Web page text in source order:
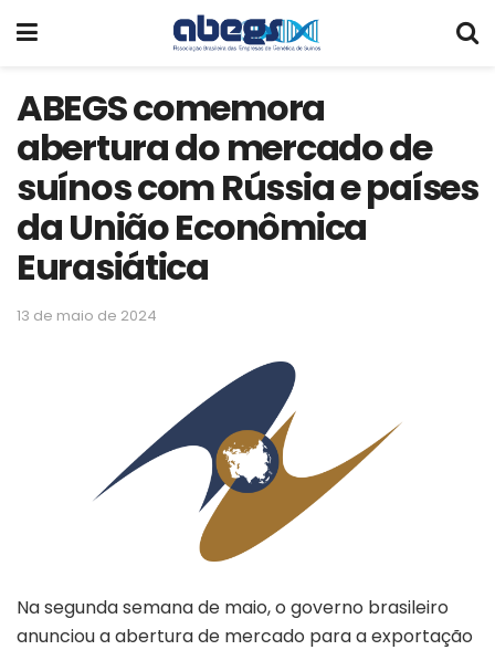
ABEGS comemora
abertura do mercado de
suínos com Rússia e países
da União Econômica
Eurasiática
13 de maio de 2024
Na segunda semana de maio, o governo brasileiro
anunciou a abertura de mercado para a exportação